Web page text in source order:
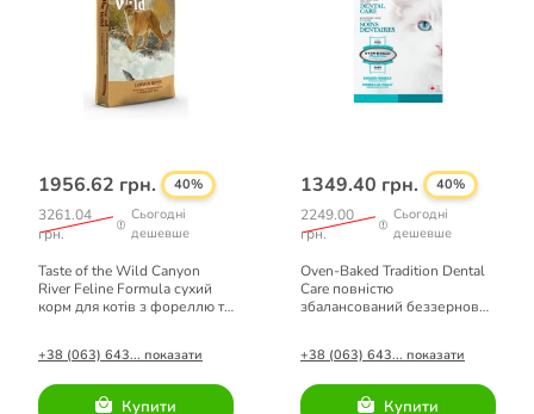
1956.62 грн. 40%
3261.04
грн.
Сьогодні
дешевше
Taste of the Wild Canyon
River Feline Formula сухий
корм для котів з фореллю та
+38 (063) 643... показати
Купити
1349.40 грн. 40%
2249.00
грн.
Сьогодні
дешевше
Oven-Baked Tradition Dental
Care повністю
збалансований беззерновий
+38 (063) 643... показати
Купити